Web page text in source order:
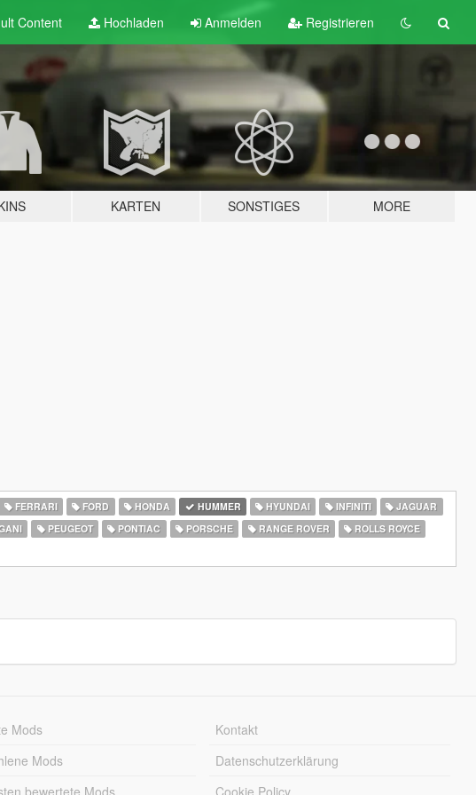
Content Hochladen Anmelden Registrieren
KARTEN SONSTIGES MORE
FERRARI FORD HONDA HUMMER HYUNDAI INFINITI
JAGUAR
PEUGEOT PONTIAC PORSCHE RANGE ROVER
ROLLS ROYCE
Mods
Mods
bewertete Mods
Kontakt
Datenschutzerklärung
Cookie Policy